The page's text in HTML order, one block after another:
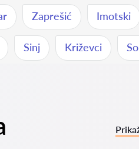
Zaprešić Imotski
Sinj Križevci